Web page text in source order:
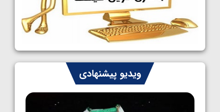
1405/05/08
کشتی فرنگی نوجوانان جهان؛ سکوی تیمی
سوم برای ایران
1405/05/07
ایران چشم به راه چهار مدال در پنج وزن دوم
کشتی فرنگی نوجوانان جهان
1405/05/06
ویدیو پیشنهادی